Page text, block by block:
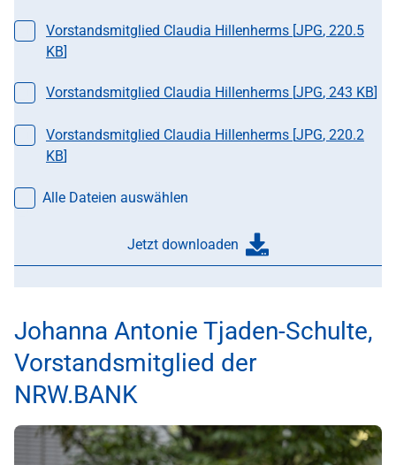
Datei auswählen
Vorstandsmitglied Claudia Hillenherms [JPG, 220.5
KB]
Datei auswählen
Vorstandsmitglied Claudia Hillenherms [JPG, 243 KB]
Datei auswählen
Vorstandsmitglied Claudia Hillenherms [JPG, 220.2
KB]
Alle Dateien auswählen
Jetzt downloaden
Johanna Antonie Tjaden-Schulte,
Vorstandsmitglied der
NRW.BANK